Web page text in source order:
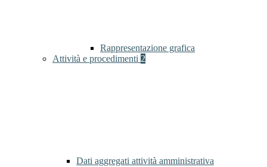
Rappresentazione grafica
Attività e procedimenti 2
Dati aggregati attività amministrativa